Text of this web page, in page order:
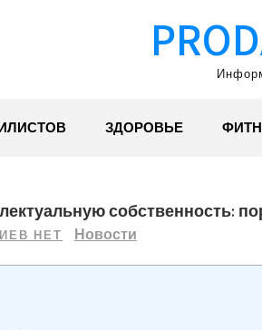
ЗДОРОВЬЕ
собственность:
НЕТ Новости